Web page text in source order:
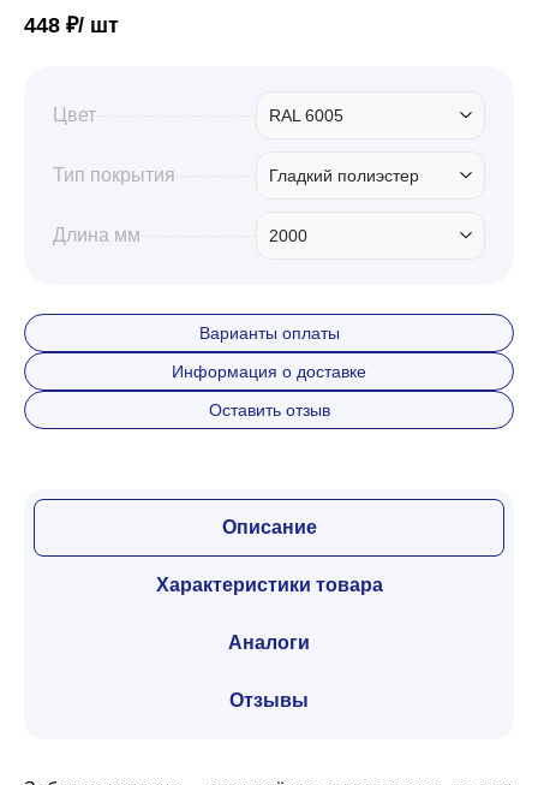
Профили для гипсокартона
Другие товары
448 ₽/ шт
Цвет RAL 6005
Тип покрытия Гладкий полиэстер
Длина мм 2000
Варианты оплаты
Информация о доставке
Оставить отзыв
Описание
Характеристики товара
Аналоги
Отзывы